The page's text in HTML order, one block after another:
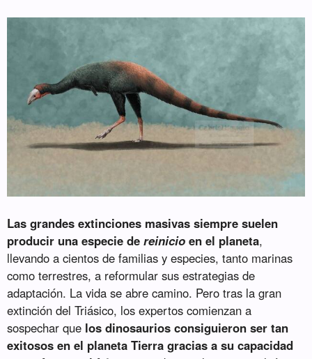
Las grandes extinciones masivas siempre suelen
producir una especie dereinicio en el planeta,
llevando a cientos de familias y especies, tanto marinas
como terrestres, a reformular sus estrategias de
adaptación. La vida se abre camino. Pero tras la gran
extinción del Triásico, los expertos comienzan a
sospechar que los dinosaurios consiguieron ser tan
exitosos en el planeta Tierra gracias a su capacidad